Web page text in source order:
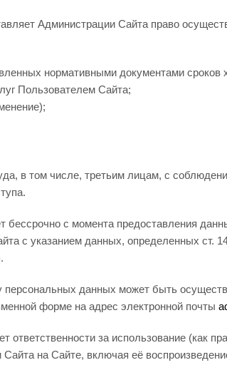
Администрации Сайта право
нормативными документами
Пользователем Сайта;
в том числе, третьим лицам, с
бессрочно с момента предоставления
с указанием данных, определенных ст.
персональных данных может быть
форме на адрес электронной почты
ответственности за использование (как
на Сайте, включая её